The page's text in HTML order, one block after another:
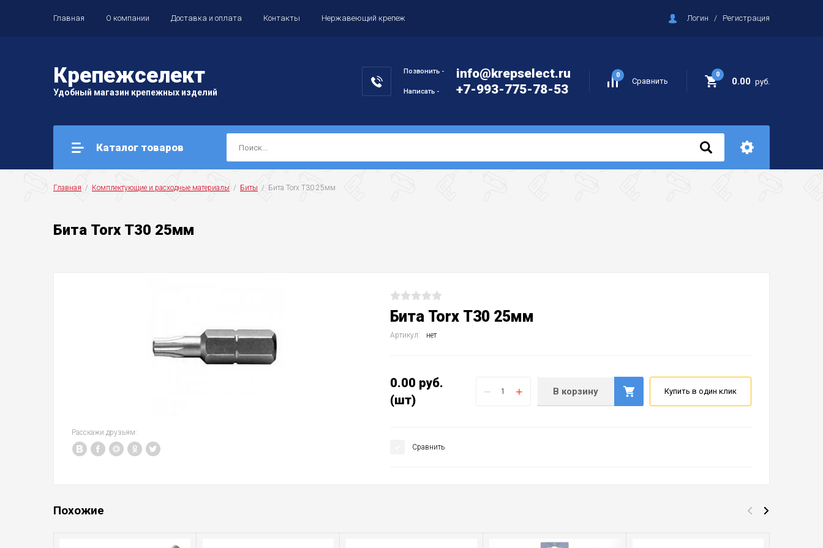
Главная О компании Доставка и оплата Контакты Нержавеющий крепеж Логин / Регистрация
Крепежселект
Удобный магазин крепежных изделий
Позвонить -
Написать -
info@krepselect.ru
+7-993-775-78-53
Сравнить
0 0
0.00 руб.
Каталог товаров
Главная
  /
Комплектующие и расходные материалы
  /
Биты
  /  Бита Torx Т30 25мм
Бита Torx Т30 25мм
Расскажи друзьям:
Бита Torx Т30 25мм
Артикул: нет
0.00 руб.
(шт)
− + В корзину Купить в один клик
Сравнить
Похожие